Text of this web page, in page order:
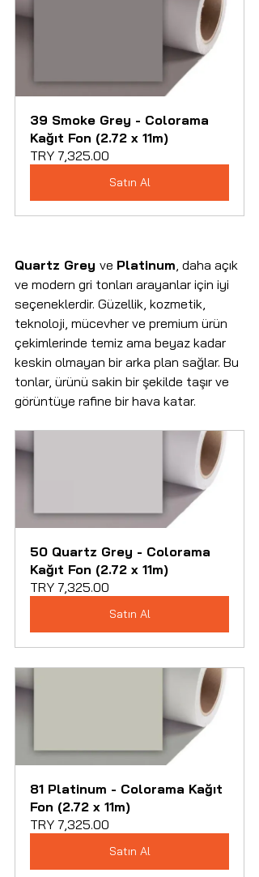
39 Smoke Grey - Colorama
Kağıt Fon (2.72 x 11m)
TRY 7,325.00
Satın Al
Quartz Grey ve Platinum, daha açık
ve modern gri tonları arayanlar için iyi
seçeneklerdir. Güzellik, kozmetik,
teknoloji, mücevher ve premium ürün
çekimlerinde temiz ama beyaz kadar
keskin olmayan bir arka plan sağlar. Bu
tonlar, ürünü sakin bir şekilde taşır ve
görüntüye rafine bir hava katar.
50 Quartz Grey - Colorama
Kağıt Fon (2.72 x 11m)
TRY 7,325.00
Satın Al
81 Platinum - Colorama Kağıt
Fon (2.72 x 11m)
TRY 7,325.00
Satın Al